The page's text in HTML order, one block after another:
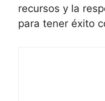
recursos y la
para tener éxito